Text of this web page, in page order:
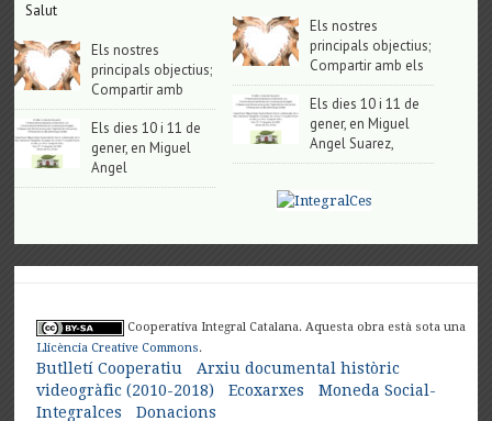
Salut
Els nostres
principals objectius;
Compartir amb
Els dies 10 i 11 de
gener, en Miguel
Angel
Els nostres
principals objectius;
Compartir amb els
Els dies 10 i 11 de
gener, en Miguel
Angel Suarez,
Cooperativa Integral Catalana. Aquesta obra està sota una
Llicència Creative Commons.
Butlletí Cooperatiu
Arxiu documental històric
videogràfic (2010-2018)
Ecoxarxes
Moneda Social-
Integralces
Donacions